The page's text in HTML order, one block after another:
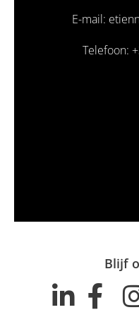
E-mail:
Telefoon:
Blijf